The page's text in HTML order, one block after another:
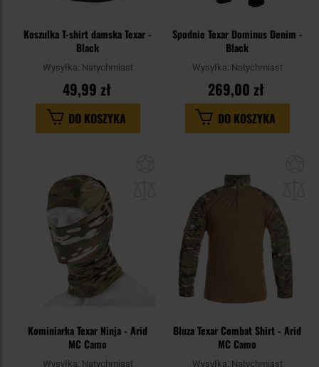
Koszulka T-shirt damska Texar -
Black
Wysyłka: Natychmiast
49,99 zł
DO KOSZYKA
Spodnie Texar Dominus Denim -
Black
Wysyłka: Natychmiast
269,00 zł
DO KOSZYKA
schowka
Kominiarka Texar Ninja - Arid
MC Camo
Wysyłka: Natychmiast
Bluza Texar Combat Shirt - Arid
MC Camo
Wysyłka: Natychmiast